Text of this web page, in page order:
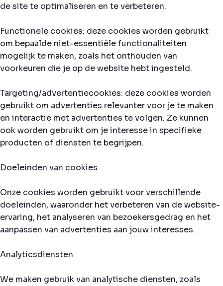
de site te optimaliseren en te verbeteren.
Functionele cookies: deze cookies worden gebruikt
om bepaalde niet-essentiële functionaliteiten
mogelijk te maken, zoals het onthouden van
voorkeuren die je op de website hebt ingesteld.
Targeting/advertentiecookies: deze cookies worden
gebruikt om advertenties relevanter voor je te maken
en interactie met advertenties te volgen. Ze kunnen
ook worden gebruikt om je interesse in specifieke
producten of diensten te begrijpen.
Doeleinden van cookies
Onze cookies worden gebruikt voor verschillende
doeleinden, waaronder het verbeteren van de website-
ervaring, het analyseren van bezoekersgedrag en het
aanpassen van advertenties aan jouw interesses.
Analyticsdiensten
We maken gebruik van analytische diensten, zoals